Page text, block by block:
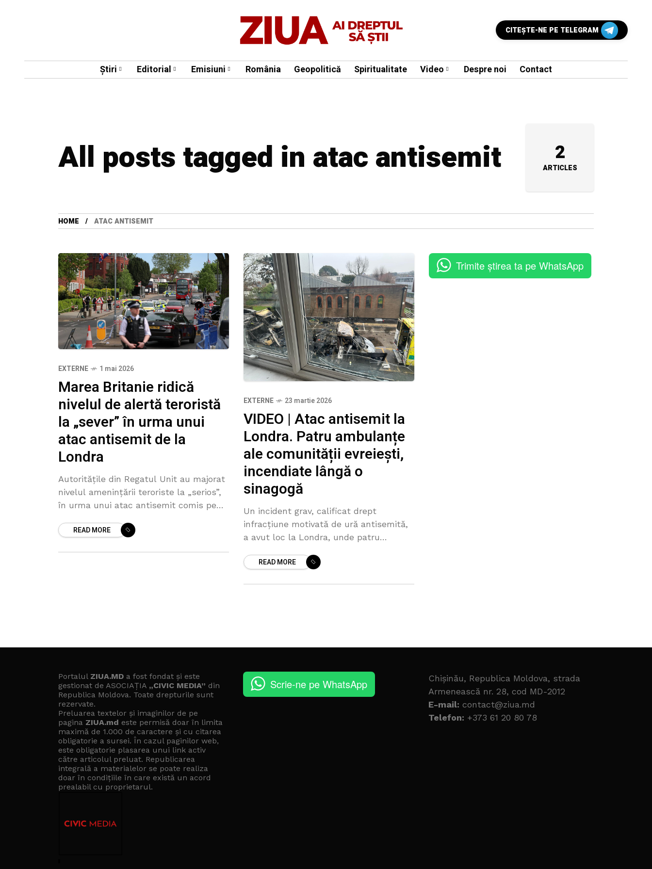
CITEŞTE-NE PE TELEGRAM
Știri Editorial Emisiuni România Geopolitică Spiritualitate Video Despre noi Contact
All posts tagged in atac antisemit 2
ARTICLES
HOME ATAC ANTISEMIT
EXTERNE 1 mai 2026
Marea Britanie ridică
nivelul de alertă teroristă
la „sever” în urma unui
atac antisemit de la
Londra
Autoritățile din Regatul Unit au majorat
nivelul amenințării teroriste la „serios”,
în urma unui atac antisemit comis pe
News. Decizia a fost luată de
READ MORE
EXTERNE 23 martie 2026
VIDEO | Atac antisemit la
Londra. Patru ambulanțe
ale comunității evreiești,
incendiate lângă o
sinagogă
Un incident grav, calificat drept
infracțiune motivată de ură antisemită,
a avut loc la Londra, unde patru
evreiești au fost incendiate în mod
READ MORE
Trimite știrea ta pe WhatsApp
Portalul ZIUA.MD a fost fondat și este
gestionat de ASOCIAȚIA „CIVIC MEDIA” din
Republica Moldova. Toate drepturile sunt
rezervate.
Preluarea textelor și imaginilor de pe
pagina ZIUA.md este permisă doar în limita
maximă de 1.000 de caractere și cu citarea
obligatorie a sursei. În cazul paginilor web,
este obligatorie plasarea unui link activ
către articolul preluat. Republicarea
integrală a materialelor se poate realiza
doar în condițiile în care există un acord
prealabil cu proprietarul.
Scrie-ne pe WhatsApp
Chișinău, Republica Moldova, strada
Armenească nr. 28, cod MD-2012
E-mail: contact@ziua.md
Telefon: +373 61 20 80 78